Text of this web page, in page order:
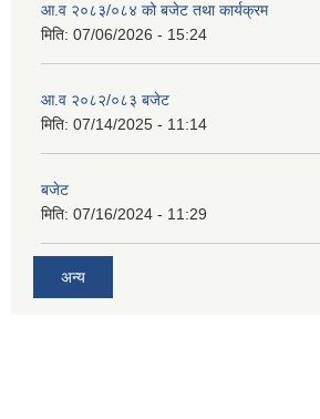
आ.व २०८३/०८४ को बजेट तथा कार्यक्रम
मिति: 07/06/2026 - 15:24
आ.व २०८२/०८३ बजेट
मिति: 07/14/2025 - 11:14
बजेट
मिति: 07/16/2024 - 11:29
अन्य